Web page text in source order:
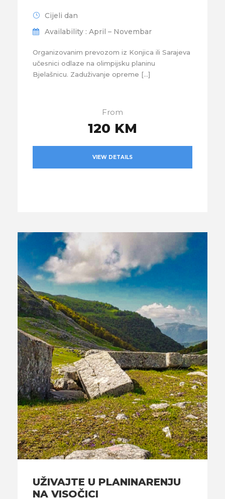
Cijeli dan
Availability : April – Novembar
Organizovanim prevozom iz Konjica ili Sarajeva
učesnici odlaze na olimpijsku planinu
Bjelašnicu. Zaduživanje opreme […]
From
120 KM
VIEW DETAILS
UŽIVAJTE U PLANINARENJU
NA VISOČICI